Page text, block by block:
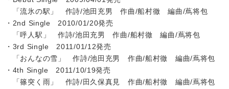
「流氷の駅」 作詩/池田充男 作曲/船村徹 編曲/蔦将包
・2nd Single 2010/01/20発売
「呼人駅」 作詩/池田充男 作曲/船村徹 編曲/蔦将包
・3rd Single 2011/01/12発売
「おんなの雪」 作詩/池田充男 作曲/船村徹 編曲/蔦将包
・4th Single 2011/10/19発売
「篠突く雨」 作詩/田久保真見 作曲/船村徹 編曲/蔦将包